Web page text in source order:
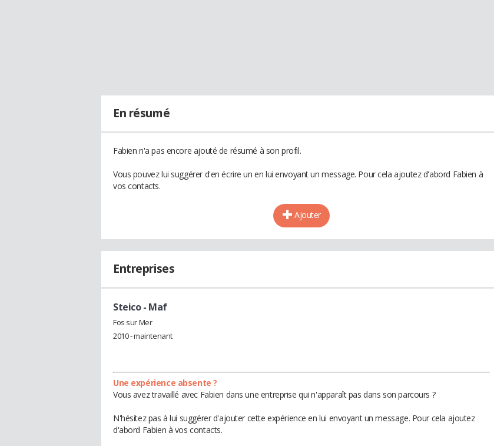
En résumé
Fabien n'a pas encore ajouté de résumé à son profil.
Vous pouvez lui suggérer d'en écrire un en lui envoyant un message. Pour cela ajoutez d'abord Fabien à
vos contacts.
Ajouter
Entreprises
Steico- Maf
Fos sur Mer
2010 - maintenant
Une expérience absente ?
Vous avez travaillé avec Fabien dans une entreprise qui n'apparaît pas dans son parcours ?
N'hésitez pas à lui suggérer d'ajouter cette expérience en lui envoyant un message. Pour cela ajoutez
d'abord Fabien à vos contacts.